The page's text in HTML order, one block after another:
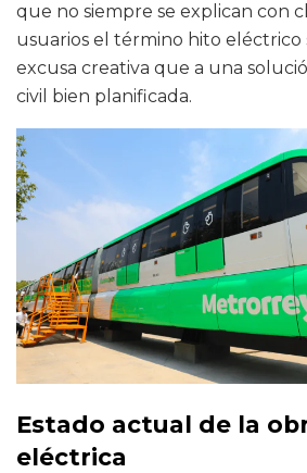
que no siempre se explican con
usuarios el término hito eléctrico
excusa creativa que a una
civil bien planificada.
Estado actual de la
eléctrica